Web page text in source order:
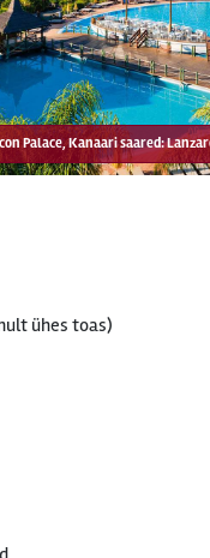
Palace, Kanaari saared:
ühes toas)